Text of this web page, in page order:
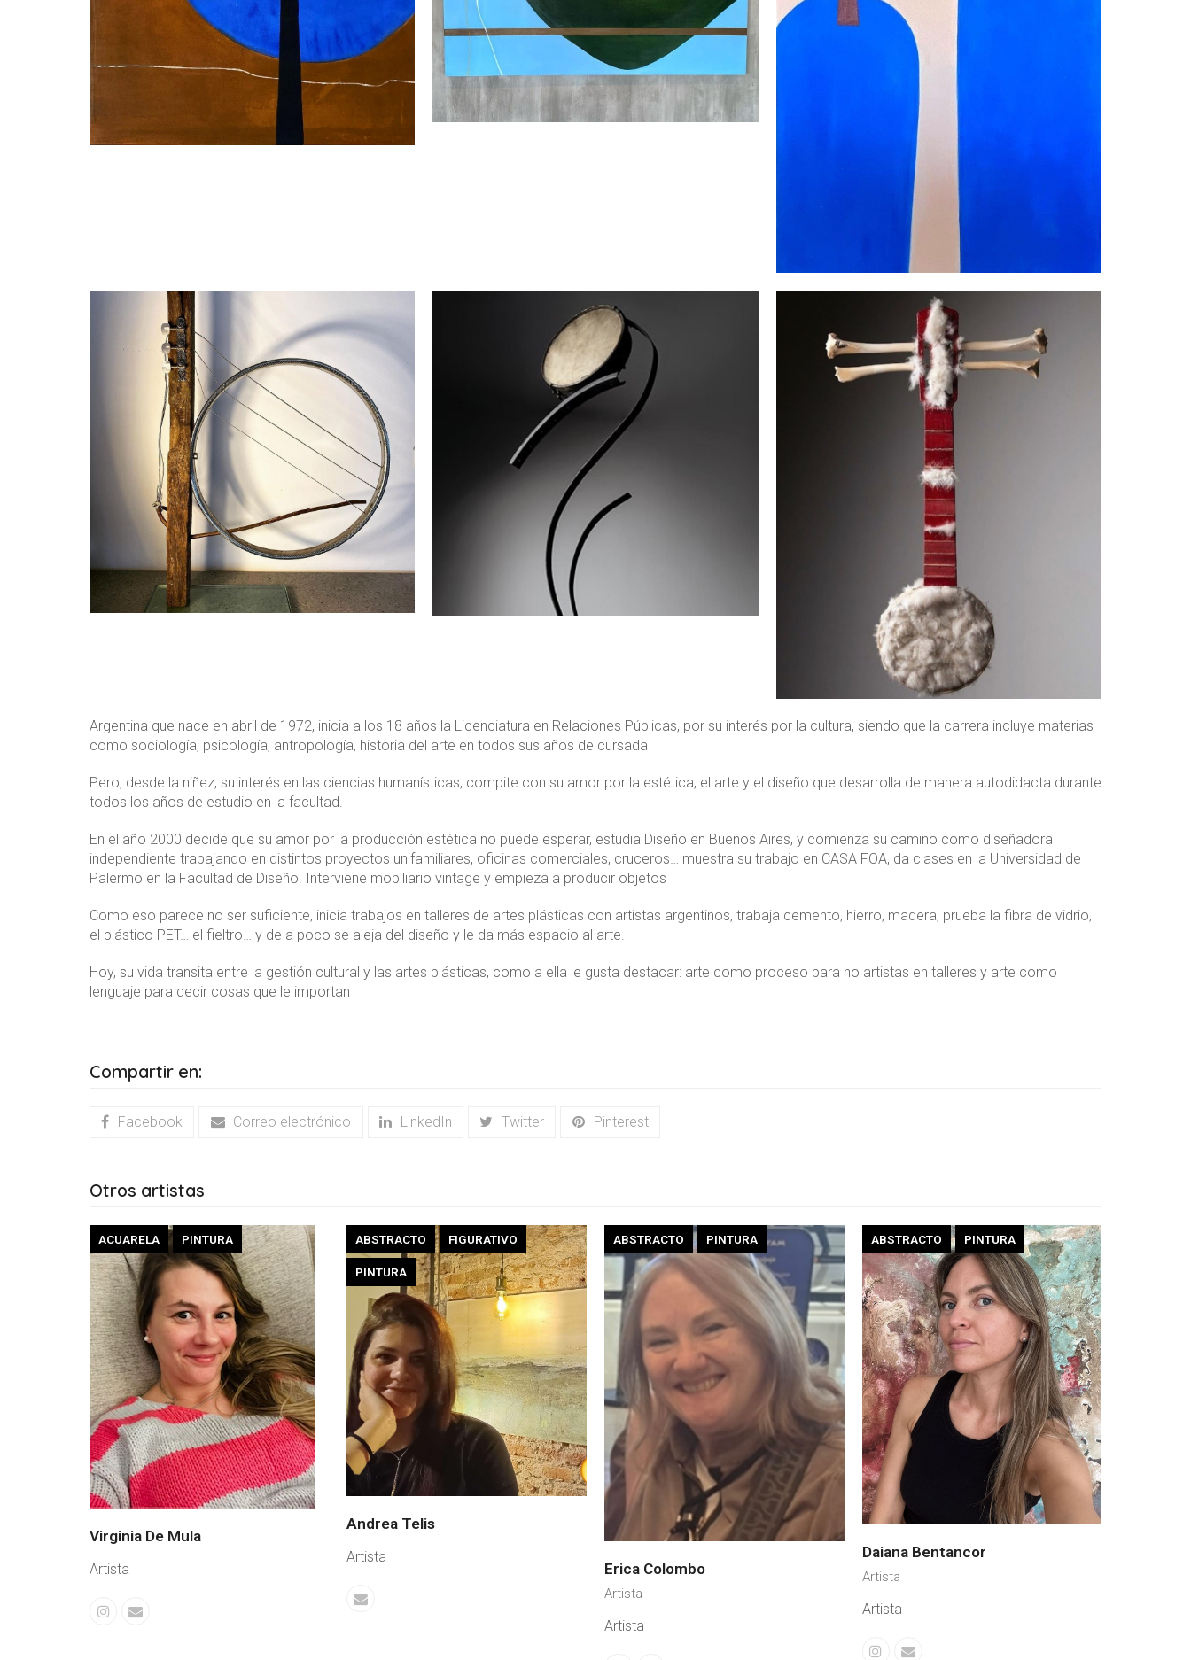
Argentina que nace en abril de 1972, inicia a los 18 años la Licenciatura en Relaciones Públicas, por su interés por la cultura, siendo que la carrera incluye materias
como sociología, psicología, antropología, historia del arte en todos sus años de cursada
Pero, desde la niñez, su interés en las ciencias humanísticas, compite con su amor por la estética, el arte y el diseño que desarrolla de manera autodidacta durante
todos los años de estudio en la facultad.
En el año 2000 decide que su amor por la producción estética no puede esperar, estudia Diseño en Buenos Aires, y comienza su camino como diseñadora
independiente trabajando en distintos proyectos unifamiliares, oficinas comerciales, cruceros… muestra su trabajo en CASA FOA, da clases en la Universidad de
Palermo en la Facultad de Diseño. Interviene mobiliario vintage y empieza a producir objetos
Como eso parece no ser suficiente, inicia trabajos en talleres de artes plásticas con artistas argentinos, trabaja cemento, hierro, madera, prueba la fibra de vidrio,
el plástico PET… el fieltro… y de a poco se aleja del diseño y le da más espacio al arte.
Hoy, su vida transita entre la gestión cultural y las artes plásticas, como a ella le gusta destacar: arte como proceso para no artistas en talleres y arte como
lenguaje para decir cosas que le importan
Compartir en:
Facebook Correo electrónico LinkedIn Twitter Pinterest
Otros artistas
ACUARELA PINTURA
Virginia De Mula
Artista
Instagram
Correo
ABSTRACTO FIGURATIVO
PINTURA
Andrea Telis
Artista
Correo
ABSTRACTO PINTURA
Erica Colombo
Artista
Artista
ABSTRACTO PINTURA
Daiana Bentancor
Artista
Artista
Instagram
Correo